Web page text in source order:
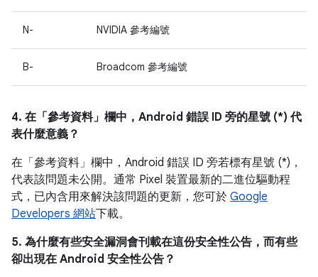
N- NVIDIA 參考編號
B- Broadcom 參考編號
4. 在「參考資料」 欄中，Android 錯誤 ID 旁的星號 (*) 代
表什麼意義？
在「參考資料」 欄中，Android 錯誤 ID 旁若標有星號 (*)，
代表該問題未公開。通常 Pixel 裝置最新的二進位驅動程
式，已內含用來解決該問題的更新，您可於 Google
Developers 網站下載。
5. 為什麼有些安全漏洞會刊載在這份安全性公告，而有些
卻出現在 Android 安全性公告？